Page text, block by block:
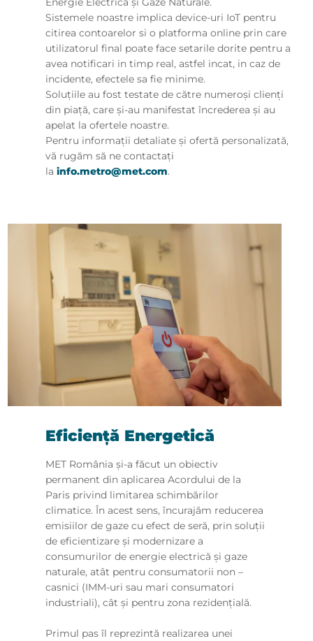
Sistemele noastre implica device-uri IoT pentru
citirea contoarelor si o platforma online prin care
utilizatorul final poate face setarile dorite pentru a
avea notificari in timp real, astfel incat, in caz de
incidente, efectele sa fie minime.
Soluţiile au fost testate de către numeroşi clienţi
din piaţă, care şi-au manifestat încrederea şi au
apelat la ofertele noastre.
Pentru informaţii detaliate şi ofertă personalizată,
vă rugăm să ne contactaţi
la info.metro@met.com.
Eficienţă Energetică
MET România şi-a făcut un obiectiv
permanent din aplicarea Acordului de la
Paris privind limitarea schimbărilor
climatice. În acest sens, încurajăm reducerea
emisiilor de gaze cu efect de seră, prin soluţii
de eficientizare şi modernizare a
consumurilor de energie electrică şi gaze
naturale, atât pentru consumatorii non –
casnici (IMM-uri sau mari consumatori
industriali), cât şi pentru zona rezidenţială.
Primul pas îl reprezintă realizarea unei